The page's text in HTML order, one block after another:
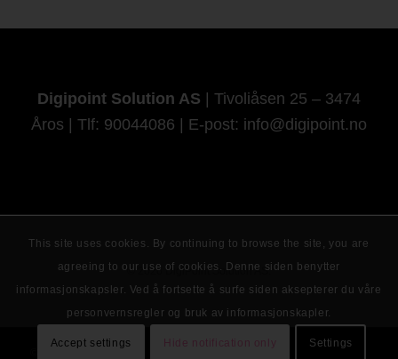
Digipoint Solution AS | Tivoliåsen 25 – 3474
Åros | Tlf: 90044086 | E-post: info@digipoint.no
© 2026 DigiPoint Solution AS.
© Digipoint Solution AS
This site uses cookies. By continuing to browse the site, you are
agreeing to our use of cookies. Denne siden benytter
informasjonskapsler. Ved å fortsette å surfe siden aksepterer du våre
personvernsregler og bruk av informasjonskapler.
Accept settings Hide notification only Settings